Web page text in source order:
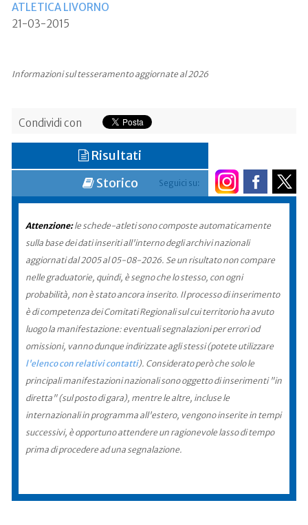
ATLETICA LIVORNO
21-03-2015
Informazioni sul tesseramento aggiornate al 2026
Condividi con
Seguici su:
Risultati
Storico
Attenzione:le schede-atleti sono composte automaticamente
sulla base dei dati inseriti all'interno degli archivi nazionali
aggiornati dal 2005 al 05-08-2026. Se un risultato non compare
nelle graduatorie, quindi, è segno che lo stesso, con ogni
probabilità, non è stato ancora inserito. Il processo di inserimento
è di competenza dei Comitati Regionali sul cui territorio ha avuto
luogo la manifestazione: eventuali segnalazioni per errori od
omissioni, vanno dunque indirizzate agli stessi (potete utilizzare
l'elenco con relativi contatti). Considerato però che solo le
principali manifestazioni nazionali sono oggetto di inserimenti "in
diretta" (sul posto di gara), mentre le altre, incluse le
internazionali in programma all'estero, vengono inserite in tempi
successivi, è opportuno attendere un ragionevole lasso di tempo
prima di procedere ad una segnalazione.